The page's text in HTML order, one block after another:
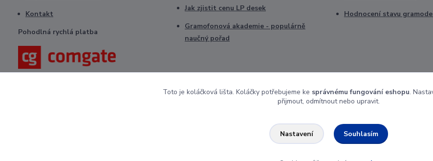
Kontakt
Pohodlná rychlá platba
Jak zjistit cenu LP desek
Gramofonová akademie - populárně
naučný pořad
Hodnocení stavu
Toto je koláčková lišta. Koláčky potřebujeme ke správnému fungování eshopu.
přijmout, odmítnout nebo upravit.
Nastavení Souhlasím